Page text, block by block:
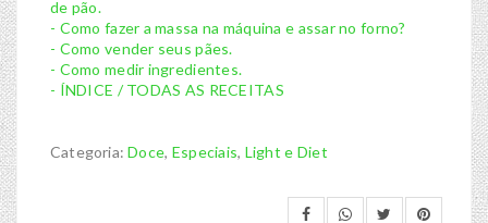
de pão.
- Como fazer a massa na máquina e assar no forno?
- Como vender seus pães.
- Como medir ingredientes.
- ÍNDICE / TODAS AS RECEITAS
Categoria:Doce, Especiais, Light e Diet